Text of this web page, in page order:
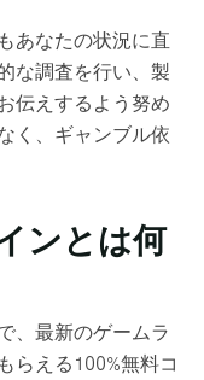
あなたの状況に直
な調査を行い、製
伝えするよう努め
く、ギャンブル依
ンとは何
、最新のゲームラ
らえる100%無料コ